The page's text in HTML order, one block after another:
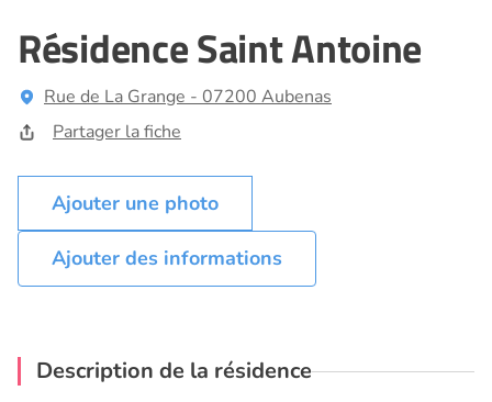
Résidence Saint Antoine
Rue de La Grange - 07200 Aubenas
Partager la fiche
Ajouter des informations
Description de la résidence